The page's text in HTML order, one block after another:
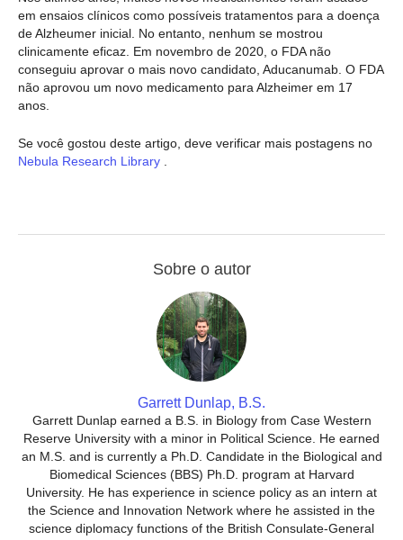
em ensaios clínicos como possíveis tratamentos para a doença
de Alzheumer inicial. No entanto, nenhum se mostrou
clinicamente eficaz. Em novembro de 2020, o FDA não
conseguiu aprovar o mais novo candidato, Aducanumab. O FDA
não aprovou um novo medicamento para Alzheimer em 17
anos.
Se você gostou deste artigo, deve verificar mais postagens no
Nebula Research Library .
Sobre o autor
Garrett Dunlap, B.S.
Garrett Dunlap earned a B.S. in Biology from Case Western
Reserve University with a minor in Political Science. He earned
an M.S. and is currently a Ph.D. Candidate in the Biological and
Biomedical Sciences (BBS) Ph.D. program at Harvard
University. He has experience in science policy as an intern at
the Science and Innovation Network where he assisted in the
science diplomacy functions of the British Consulate-General